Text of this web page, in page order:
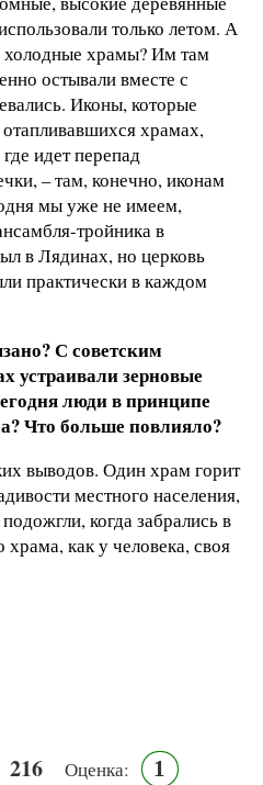
только летом. А
холодные храмы? Им там
остывали вместе с
Иконы, которые
храмах,
идет перепад
– там, конечно, иконам
мы уже не имеем,
тройника в
в Лядинах, но церковь
практически в каждом
С советским
устраивали зерновые
люди в принципе
Что больше повлияло?
выводов. Один храм горит
местного населения,
когда забрались в
как у человека, своя
216 Оценка: 1